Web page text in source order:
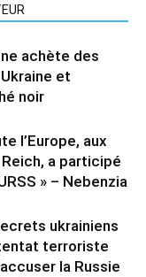
achète des
et
noir
l’Europe, aux
a participé
» – Nebenzia
ukrainiens
terroriste
la Russie